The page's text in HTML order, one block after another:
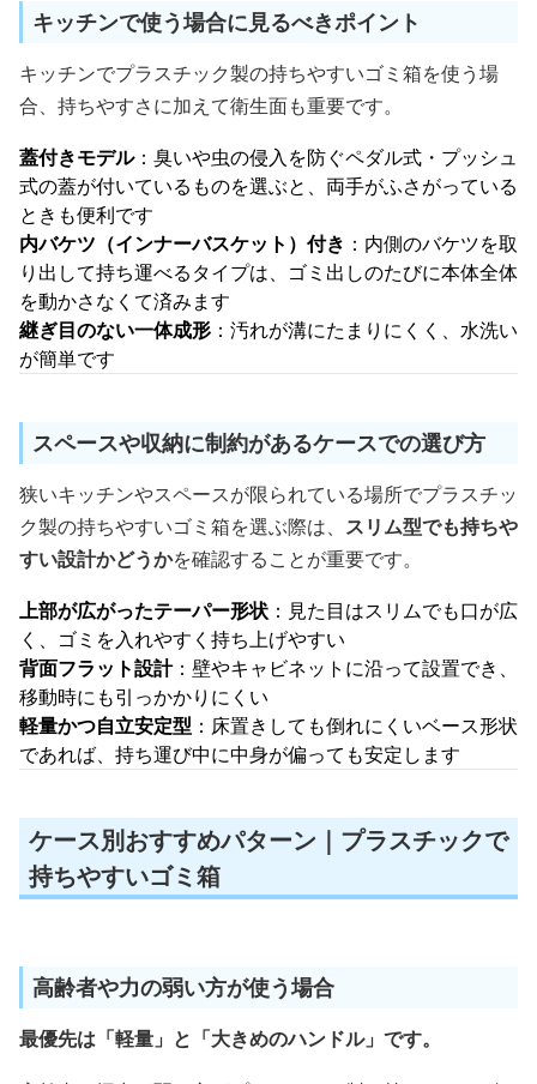
キッチンで使う場合に見るべきポイント
キッチンでプラスチック製の持ちやすいゴミ箱を使う場
合、持ちやすさに加えて衛生面も重要です。
蓋付きモデル：臭いや虫の侵入を防ぐペダル式・プッシュ
式の蓋が付いているものを選ぶと、両手がふさがっている
ときも便利です
内バケツ（インナーバスケット）付き ：内側のバケツを取
り出して持ち運べるタイプは、ゴミ出しのたびに本体全体
を動かさなくて済みます
継ぎ目のない一体成形 ：汚れが溝にたまりにくく、水洗い
が簡単です
スペースや収納に制約があるケースでの選び方
狭いキッチンやスペースが限られている場所でプラスチッ
ク製の持ちやすいゴミ箱を選ぶ際は、 スリム型でも持ちや
すい設計かどうかを確認することが重要です。
上部が広がったテーパー形状 ：見た目はスリムでも口が広
く、ゴミを入れやすく持ち上げやすい
背面フラット設計：壁やキャビネットに沿って設置でき、
移動時にも引っかかりにくい
軽量かつ自立安定型 ：床置きしても倒れにくいベース形状
であれば、持ち運び中に中身が偏っても安定します
ケース別おすすめパターン｜プラスチックで
持ちやすいゴミ箱
高齢者や力の弱い方が使う場合
最優先は「軽量」と「大きめのハンドル」です。